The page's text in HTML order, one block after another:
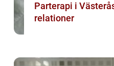
Parterapi i
relationer